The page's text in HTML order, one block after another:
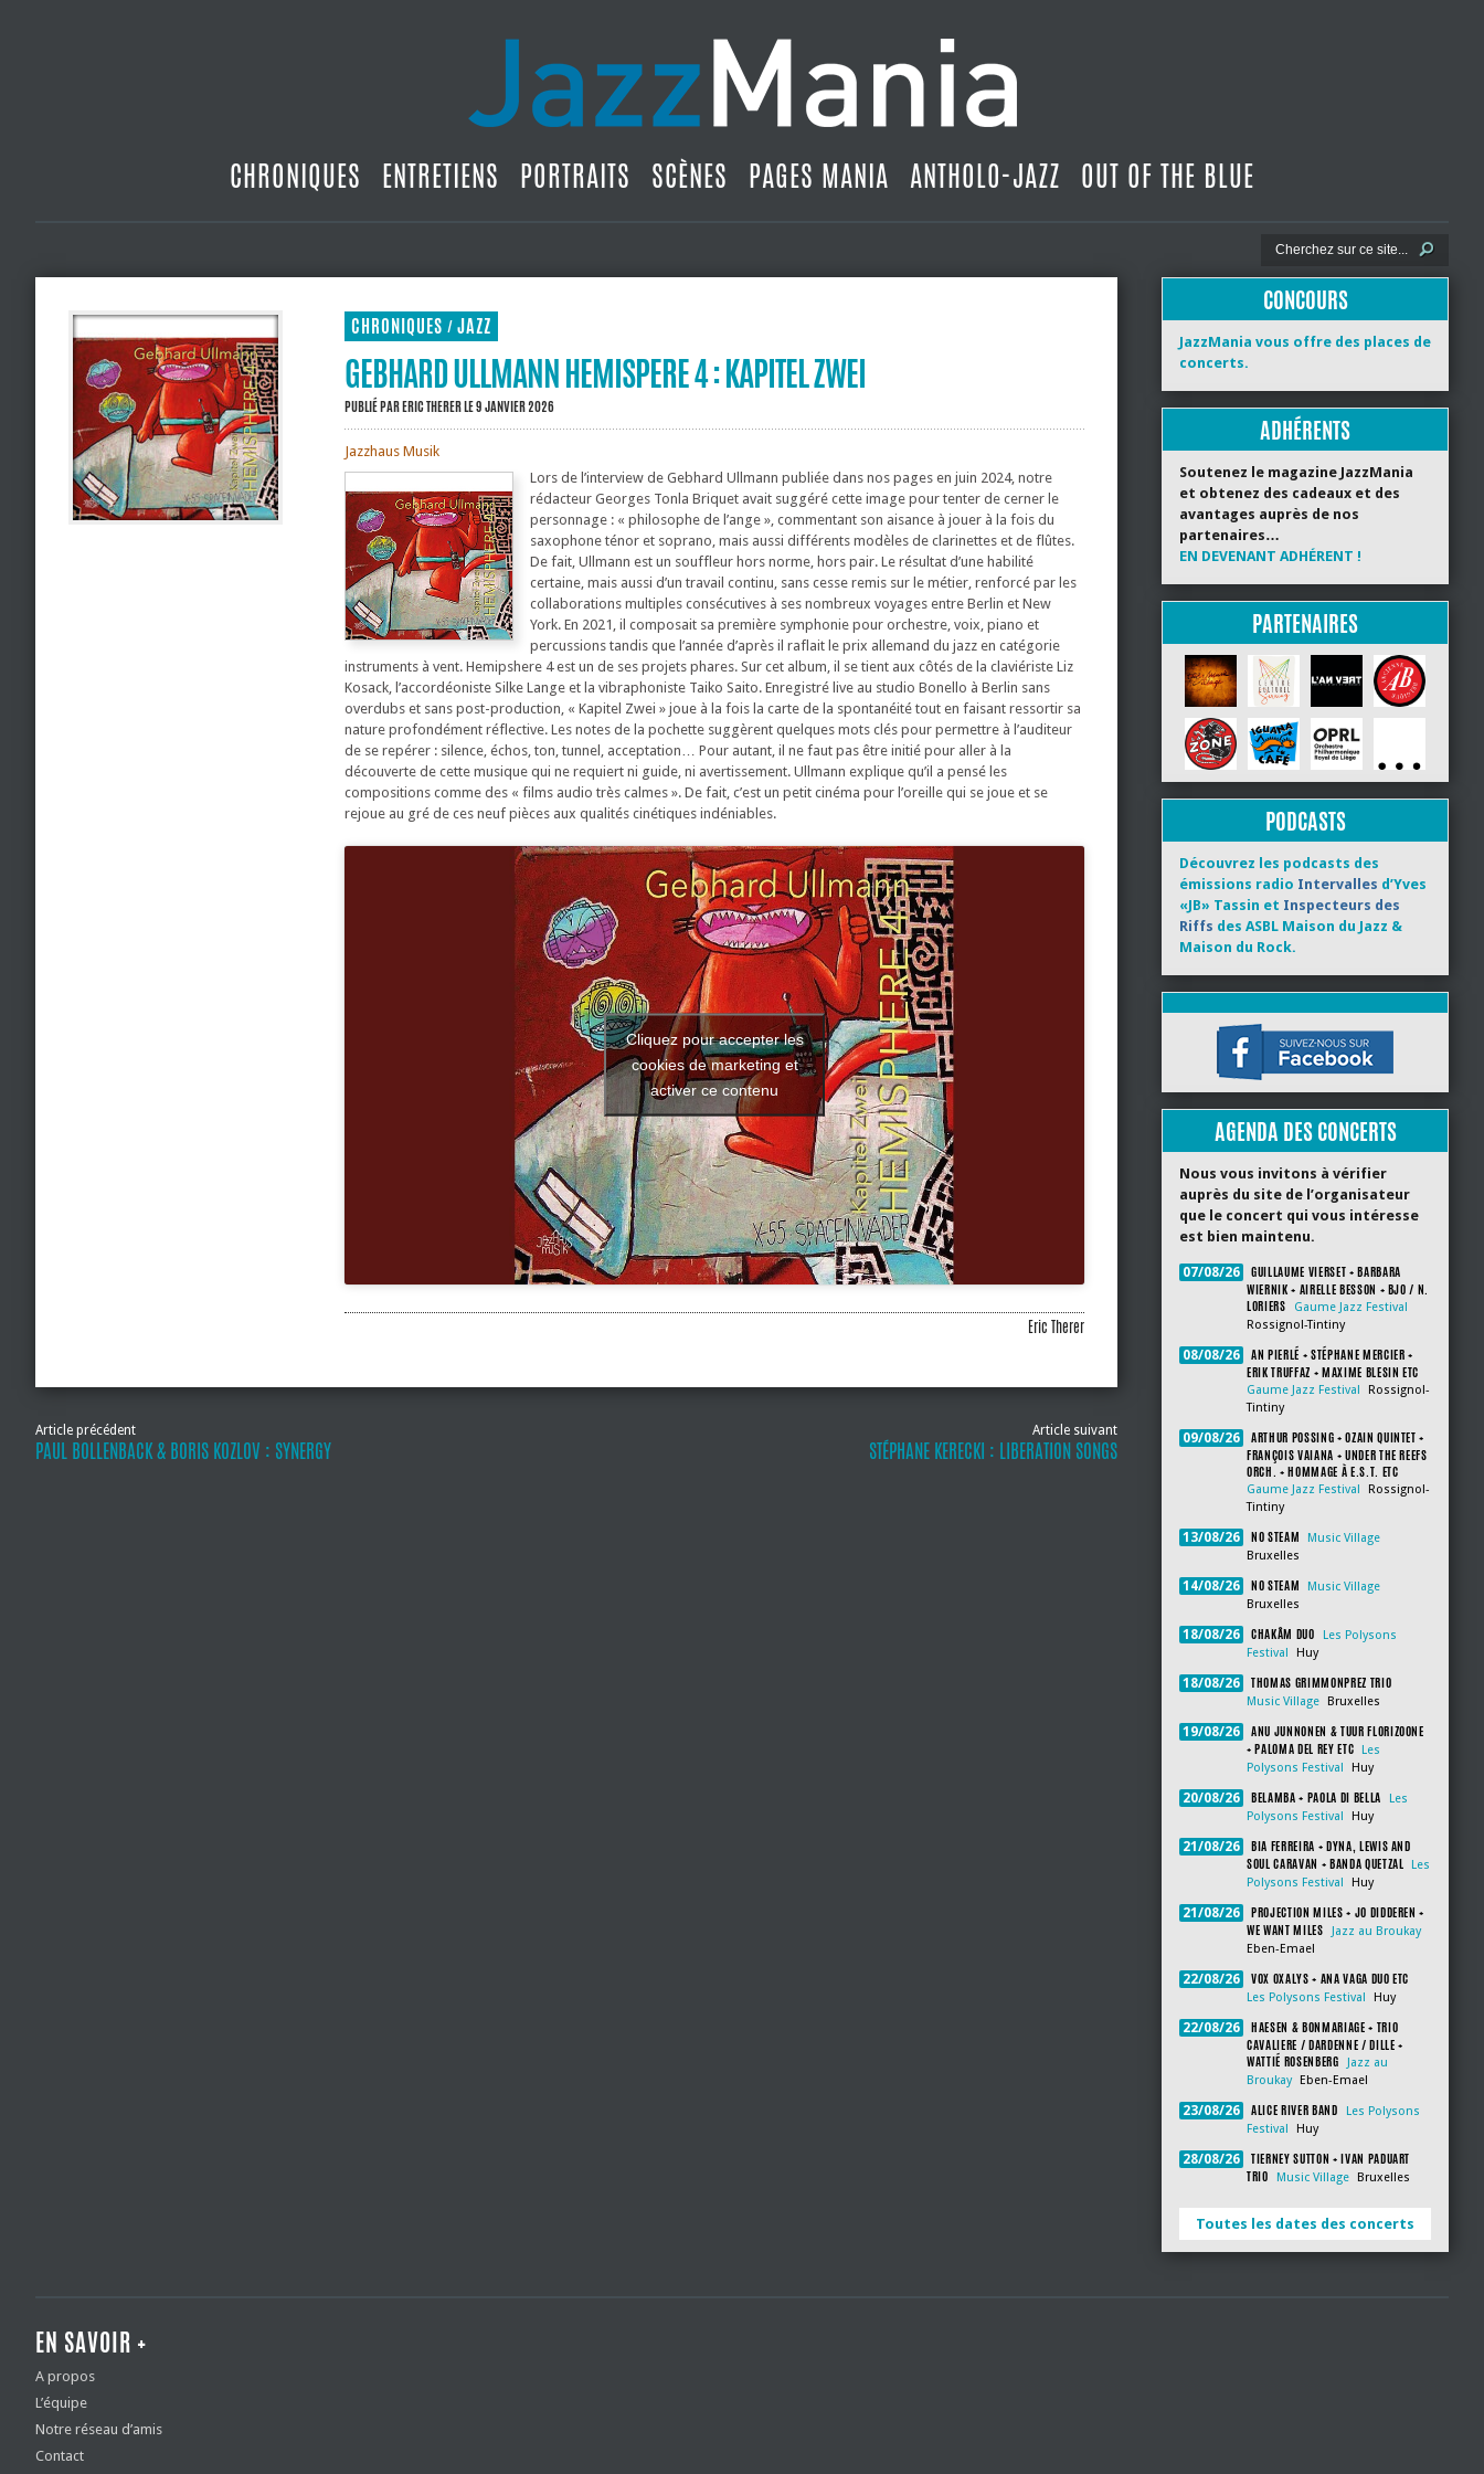
CHRONIQUES ENTRETIENS PORTRAITS SCÈNES PAGES MANIA ANTHOLO-JAZZ OUT OF THE BLUE
CHRONIQUES / JAZZ
GEBHARD ULLMANN HEMISPERE 4 : KAPITEL ZWEI
PUBLIÉ PARERIC THERERLE 9 JANVIER 2026
Jazzhaus Musik
Lors de l’interview de Gebhard Ullmann publiée dans nos pages en juin 2024, notre
rédacteur Georges Tonla Briquet avait suggéré cette image pour tenter de cerner le
personnage : « philosophe de l’ange », commentant son aisance à jouer à la fois du
saxophone ténor et soprano, mais aussi différents modèles de clarinettes et de flûtes.
De fait, Ullmann est un souffleur hors norme, hors pair. Le résultat d’une habilité
certaine, mais aussi d’un travail continu, sans cesse remis sur le métier, renforcé par les
collaborations multiples consécutives à ses nombreux voyages entre Berlin et New
York. En 2021, il composait sa première symphonie pour orchestre, voix, piano et
percussions tandis que l’année d’après il raflait le prix allemand du jazz en catégorie
instruments à vent. Hemipshere 4 est un de ses projets phares. Sur cet album, il se tient aux côtés de la claviériste Liz
Kosack, l’accordéoniste Silke Lange et la vibraphoniste Taiko Saito. Enregistré live au studio Bonello à Berlin sans
overdubs et sans post-production, « Kapitel Zwei » joue à la fois la carte de la spontanéité tout en faisant ressortir sa
nature profondément réflective. Les notes de la pochette suggèrent quelques mots clés pour permettre à l’auditeur
de se repérer : silence, échos, ton, tunnel, acceptation… Pour autant, il ne faut pas être initié pour aller à la
découverte de cette musique qui ne requiert ni guide, ni avertissement. Ullmann explique qu’il a pensé les
compositions comme des « films audio très calmes ». De fait, c’est un petit cinéma pour l’oreille qui se joue et se
rejoue au gré de ces neuf pièces aux qualités cinétiques indéniables.
Cliquez pour accepter les
cookies de marketing et
activer ce contenu
Eric Therer
Article précédent
PAUL BOLLENBACK & BORIS KOZLOV : SYNERGY
Article suivant
STÉPHANE KERECKI : LIBERATION SONGS
CONCOURS
JazzMania vous offre des places de
concerts.
ADHÉRENTS
Soutenez le magazine JazzMania
et obtenez des cadeaux et des
avantages auprès de nos
partenaires…
EN DEVENANT ADHÉRENT !
PARTENAIRES
PODCASTS
Découvrez les podcasts des
émissions radio Intervalles d’Yves
«JB» Tassin et Inspecteurs des
Riffs des ASBL Maison du Jazz &
Maison du Rock.
AGENDA DES CONCERTS
Nous vous invitons à vérifier
auprès du site de l’organisateur
que le concert qui vous intéresse
est bien maintenu.
07/08/26
GUILLAUME VIERSET + BARBARA
WIERNIK + AIRELLE BESSON + BJO / N.
LORIERS
Gaume Jazz Festival
Rossignol-Tintiny
08/08/26
AN PIERLÉ + STÉPHANE MERCIER +
ERIK TRUFFAZ + MAXIME BLESIN ETC
Gaume Jazz Festival
Rossignol-
Tintiny
09/08/26
ARTHUR POSSING + OZAIN QUINTET +
FRANÇOIS VAIANA + UNDER THE REEFS
ORCH. + HOMMAGE À E.S.T. ETC
Gaume Jazz Festival
Rossignol-
Tintiny
13/08/26 NO STEAM
Music Village
Bruxelles
14/08/26 NO STEAM
Music Village
Bruxelles
18/08/26 CHAKÂM DUO
Les Polysons
Festival
Huy
18/08/26 THOMAS GRIMMONPREZ TRIO
Music Village Bruxelles
19/08/26
ANU JUNNONEN & TUUR FLORIZOONE
+ PALOMA DEL REY ETC
Les
Polysons Festival
Huy
20/08/26 BELAMBA + PAOLA DI BELLA
Les
Polysons Festival
Huy
21/08/26
BIA FERREIRA + DYNA, LEWIS AND
SOUL CARAVAN + BANDA QUETZAL
Les
Polysons Festival
Huy
21/08/26
PROJECTION MILES + JO DIDDEREN +
WE WANT MILES
Jazz au Broukay
Eben-Emael
22/08/26 VOX OXALYS + ANA VAGA DUO ETC
Les Polysons Festival Huy
22/08/26
HAESEN & BONMARIAGE + TRIO
CAVALIERE / DARDENNE / DILLE +
WATTIÉ ROSENBERG
Jazz au
Broukay
Eben-Emael
23/08/26 ALICE RIVER BAND
Les Polysons
Festival
Huy
28/08/26
TIERNEY SUTTON + IVAN PADUART
TRIO
Music Village Bruxelles
Toutes les dates des concerts
EN SAVOIR +
A propos
L’équipe
Notre réseau d’amis
Contact